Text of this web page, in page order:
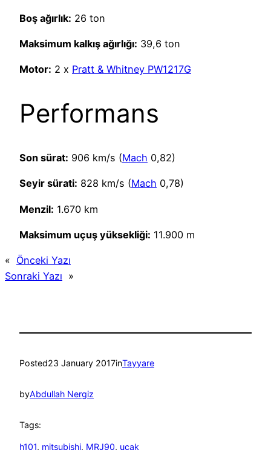
Boş ağırlık: 26 ton
Maksimum kalkış ağırlığı: 39,6 ton
Motor: 2 x Pratt & Whitney PW1217G
Performans
Son sürat: 906 km/s (Mach 0,82)
Seyir sürati: 828 km/s (Mach 0,78)
Menzil: 1.670 km
Maksimum uçuş yüksekliği: 11.900 m
« Önceki Yazı
Sonraki Yazı »
Posted23 January 2017inTayyare
byAbdullah Nergiz
Tags:
h101, mitsubishi, MRJ90, uçak